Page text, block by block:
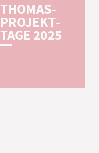
THOMAS-
PROJEKT­
TAGE 2025